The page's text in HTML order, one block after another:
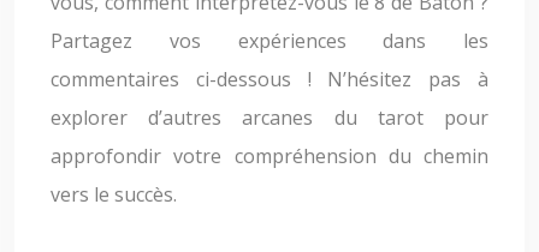
Partagez vos expériences dans les
commentaires ci-dessous ! N’hésitez pas à
explorer d’autres arcanes du tarot pour
approfondir votre compréhension du chemin
vers le succès.